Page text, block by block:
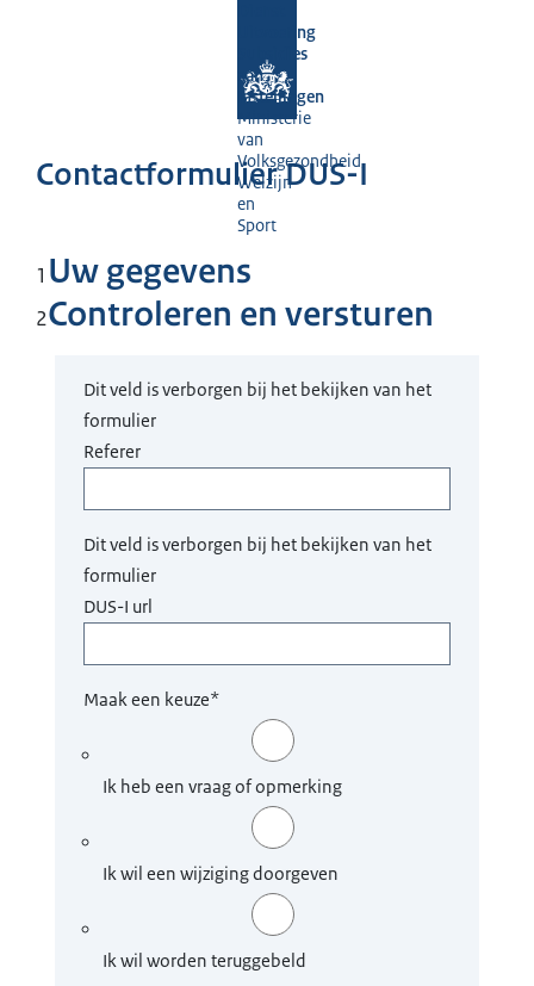
Uitvoering
Subsidies
aan
Instellingen
Ministerie
van
Volksgezondheid,
Welzijn
en
Sport
Contactformulier DUS-I
1 Uw gegevens
2Controleren en versturen
Dit veld is verborgen bij het bekijken van het
formulier
Referer
Dit veld is verborgen bij het bekijken van het
formulier
DUS-I url
Maak een keuze*
Ik heb een vraag of opmerking
Ik wil een wijziging doorgeven
Ik wil worden teruggebeld